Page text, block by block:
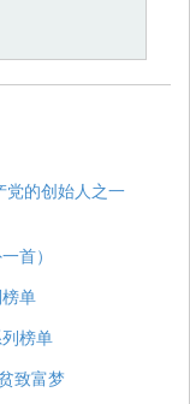
党的创始人之一
首）
单
榜单
致富梦